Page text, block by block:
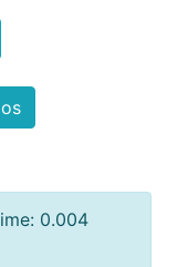
0.004